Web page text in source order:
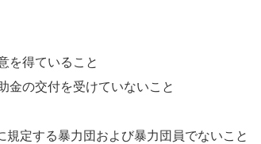
を得ていること
金の交付を受けていないこと
定する暴力団および暴力団員でないこと